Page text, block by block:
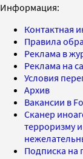
Информация:
Контактная
Правила
Реклама в
Реклама на
Условия
Архив
Вакансии в
Сканер
терроризму
Подписка на